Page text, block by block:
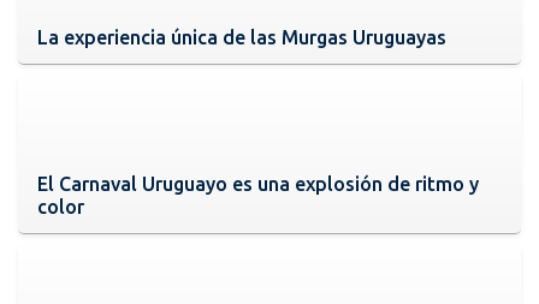
La experiencia única de las Murgas Uruguayas
El Carnaval Uruguayo es una explosión de ritmo y
color